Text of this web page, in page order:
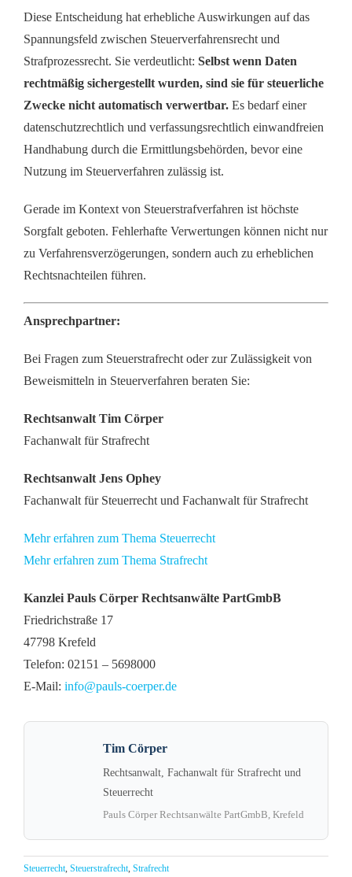
Diese Entscheidung hat erhebliche Auswirkungen auf das
Spannungsfeld zwischen Steuerverfahrensrecht und
Strafprozessrecht. Sie verdeutlicht: Selbst wenn Daten
rechtmäßig sichergestellt wurden, sind sie für steuerliche
Zwecke nicht automatisch verwertbar. Es bedarf einer
datenschutzrechtlich und verfassungsrechtlich einwandfreien
Handhabung durch die Ermittlungsbehörden, bevor eine
Nutzung im Steuerverfahren zulässig ist.
Gerade im Kontext von Steuerstrafverfahren ist höchste
Sorgfalt geboten. Fehlerhafte Verwertungen können nicht nur
zu Verfahrensverzögerungen, sondern auch zu erheblichen
Rechtsnachteilen führen.
Ansprechpartner:
Bei Fragen zum Steuerstrafrecht oder zur Zulässigkeit von
Beweismitteln in Steuerverfahren beraten Sie:
Rechtsanwalt Tim Cörper
Fachanwalt für Strafrecht
Rechtsanwalt Jens Ophey
Fachanwalt für Steuerrecht und Fachanwalt für Strafrecht
Mehr erfahren zum Thema Steuerrecht
Mehr erfahren zum Thema Strafrecht
Kanzlei Pauls Cörper Rechtsanwälte PartGmbB
Friedrichstraße 17
47798 Krefeld
Telefon: 02151 – 5698000
E-Mail: info@pauls-coerper.de
Tim Cörper
Rechtsanwalt, Fachanwalt für Strafrecht und
Steuerrecht
Pauls Cörper Rechtsanwälte PartGmbB, Krefeld
Steuerrecht Steuerstrafrecht Strafrecht